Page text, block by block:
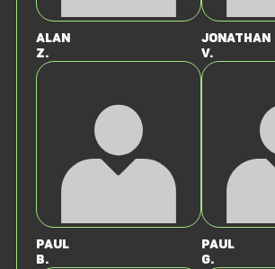
Alan
Z.
Jonathan
v.
Paul
B.
Paul
G.